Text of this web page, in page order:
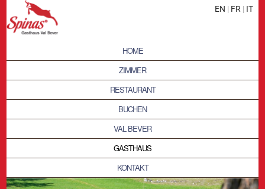
EN | FR | IT
HOME
ZIMMER
RESTAURANT
BUCHEN
VAL BEVER
GASTHAUS
KONTAKT